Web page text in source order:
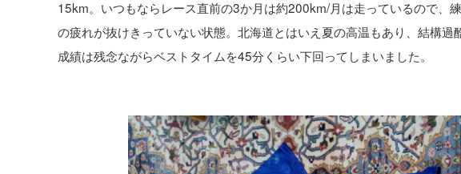
15km。いつもならレース直前の3か月は約200km/月は走っているので
の疲れが抜けきっていない状態。北海道とはいえ夏の高温もあり、結構過
成績は残念ながらベストタイムを45分くらい下回ってしまいました。